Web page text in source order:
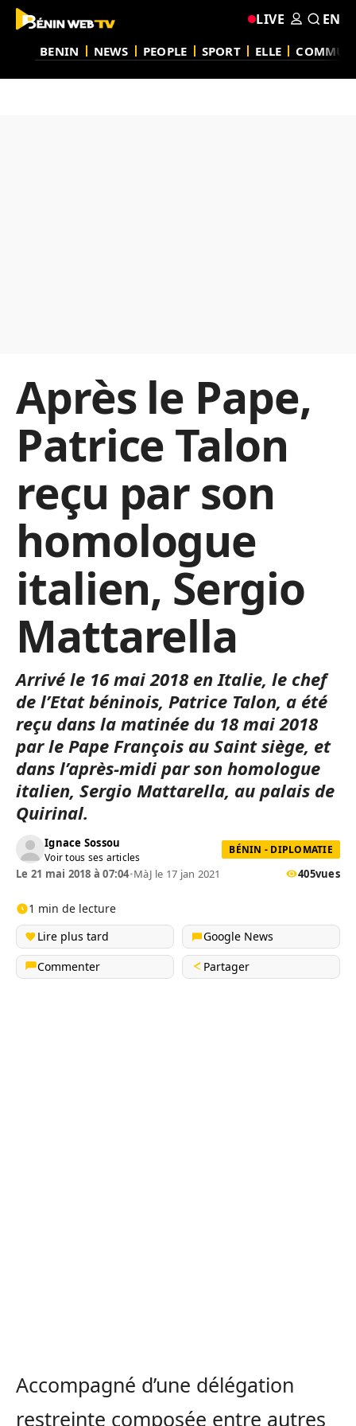
BENIN NEWS PEOPLE SPORT ELLE
LIVE EN
Après le Pape,
Patrice Talon
reçu par son
homologue
italien, Sergio
Mattarella
Arrivé le 16 mai 2018 en Italie, le chef
de l’Etat béninois, Patrice Talon, a été
reçu dans la matinée du 18 mai 2018
par le Pape François au Saint siège, et
dans l’après-midi par son homologue
italien, Sergio Mattarella, au palais de
Quirinal.
Ignace Sossou
Voir tous ses articles
BÉNIN - DIPLOMATIE
Le 21 mai 2018 à 07:04•MàJ le 17 jan 2021 405vues
1 min de lecture
Lire plus tard
Google News
Commenter
Partager
Accompagné d’une délégation
restreinte composée entre autres